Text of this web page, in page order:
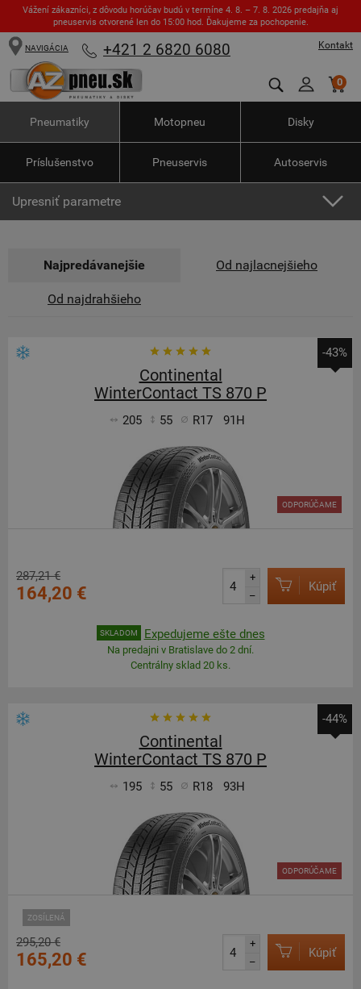
Vážení zákazníci, z dôvodu horúčav budú v termíne 4. 8. – 7. 8. 2026 predajňa aj
pneuservis otvorené len do 15:00 hod. Ďakujeme za pochopenie.
Kontakt
NAVIGÁCIA +421 2 6820 6080
0
Pneumatiky Motopneu Disky
Príslušenstvo Pneuservis Autoservis
Upresniť parametre
Najpredávanejšie Od najlacnejšieho
Od najdrahšieho
-43%
Continental
WinterContact TS 870 P
205 55 R17 91H
ODPORÚČAME
287,21 €
164,20 €
+
–
Kúpiť
SKLADOM Expedujeme ešte dnes
Na predajni v Bratislave do 2 dní.
Centrálny sklad 20 ks.
-44%
Continental
WinterContact TS 870 P
195 55 R18 93H
ZOSÍLENÁ
ODPORÚČAME
295,20 €
165,20 €
+
–
Kúpiť